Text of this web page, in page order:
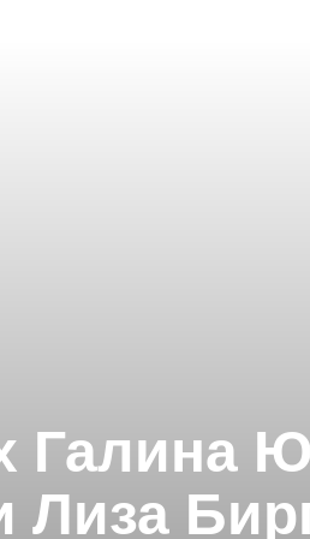
Галина
Лиза